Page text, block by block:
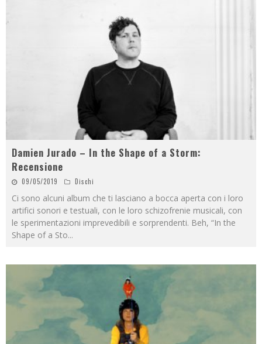
Damien Jurado – In the Shape of a Storm:
Recensione
09/05/2019 Dischi
Ci sono alcuni album che ti lasciano a bocca aperta con i loro
artifici sonori e testuali, con le loro schizofrenie musicali, con
le sperimentazioni imprevedibili e sorprendenti. Beh, “In the
Shape of a Sto...